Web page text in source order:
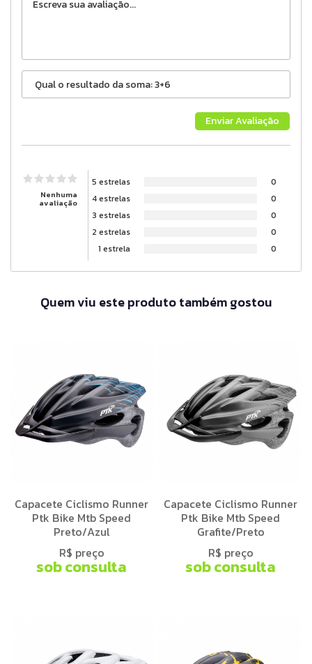
Nenhuma
avaliação
5 estrelas
0
4 estrelas
0
3 estrelas
0
2 estrelas
0
1 estrela
0
Quem viu este produto também gostou
Capacete Ciclismo Runner
Ptk Bike Mtb Speed
Preto/Azul
R$ preço
sob consulta
Capacete Ciclismo Runner
Ptk Bike Mtb Speed
Grafite/Preto
R$ preço
sob consulta